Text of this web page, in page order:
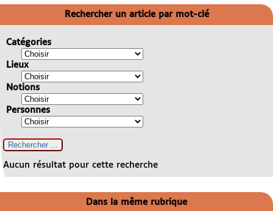
Rechercher un article par mot-clé
Catégories
Lieux
Notions
Personnes
Aucun résultat pour cette recherche
Dans la même rubrique